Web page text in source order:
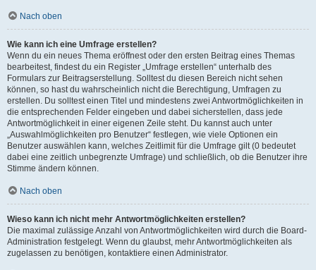
Nach oben
Wie kann ich eine Umfrage erstellen?
Wenn du ein neues Thema eröffnest oder den ersten Beitrag eines Themas
bearbeitest, findest du ein Register „Umfrage erstellen“ unterhalb des
Formulars zur Beitragserstellung. Solltest du diesen Bereich nicht sehen
können, so hast du wahrscheinlich nicht die Berechtigung, Umfragen zu
erstellen. Du solltest einen Titel und mindestens zwei Antwortmöglichkeiten in
die entsprechenden Felder eingeben und dabei sicherstellen, dass jede
Antwortmöglichkeit in einer eigenen Zeile steht. Du kannst auch unter
„Auswahlmöglichkeiten pro Benutzer“ festlegen, wie viele Optionen ein
Benutzer auswählen kann, welches Zeitlimit für die Umfrage gilt (0 bedeutet
dabei eine zeitlich unbegrenzte Umfrage) und schließlich, ob die Benutzer ihre
Stimme ändern können.
Nach oben
Wieso kann ich nicht mehr Antwortmöglichkeiten erstellen?
Die maximal zulässige Anzahl von Antwortmöglichkeiten wird durch die Board-
Administration festgelegt. Wenn du glaubst, mehr Antwortmöglichkeiten als
zugelassen zu benötigen, kontaktiere einen Administrator.